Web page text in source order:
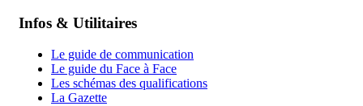
Infos & Utilitaires
Le guide de communication
Le guide du Face à Face
Les schémas des qualifications
La Gazette